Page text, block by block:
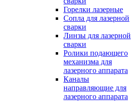
Горелки лазерные
Сопла для лазерной
сварки
Линзы для лазерной
сварки
Ролики подающего
механизма для
лазерного аппарата
Каналы
направляющие для
лазерного аппарата